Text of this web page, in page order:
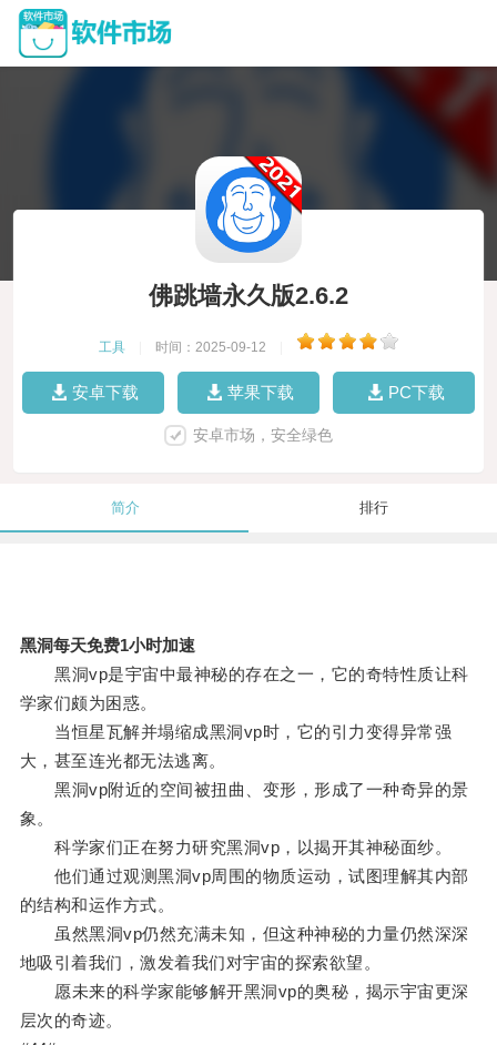
佛跳墙永久版2.6.2
工具 时间：2025-09-12
安卓下载 苹果下载 PC下载
安卓市场，安全绿色
简介 排行
黑洞每天免费1小时加速
黑洞vp是宇宙中最神秘的存在之一，它的奇特性质让科
学家们颇为困惑。
当恒星瓦解并塌缩成黑洞vp时，它的引力变得异常强
大，甚至连光都无法逃离。
黑洞vp附近的空间被扭曲、变形，形成了一种奇异的景
象。
科学家们正在努力研究黑洞vp，以揭开其神秘面纱。
他们通过观测黑洞vp周围的物质运动，试图理解其内部
的结构和运作方式。
虽然黑洞vp仍然充满未知，但这种神秘的力量仍然深深
地吸引着我们，激发着我们对宇宙的探索欲望。
愿未来的科学家能够解开黑洞vp的奥秘，揭示宇宙更深
层次的奇迹。